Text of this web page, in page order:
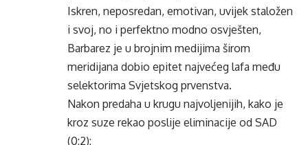
Iskren, neposredan, emotivan, uvijek staložen
i svoj, no i perfektno modno osvješten,
Barbarez je u brojnim medijima širom
meridijana dobio epitet najvećeg lafa među
selektorima Svjetskog prvenstva.
Nakon predaha u krugu najvoljenijih, kako je
kroz suze rekao poslije eliminacije od SAD
(0:2):